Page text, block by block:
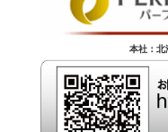
本社：北